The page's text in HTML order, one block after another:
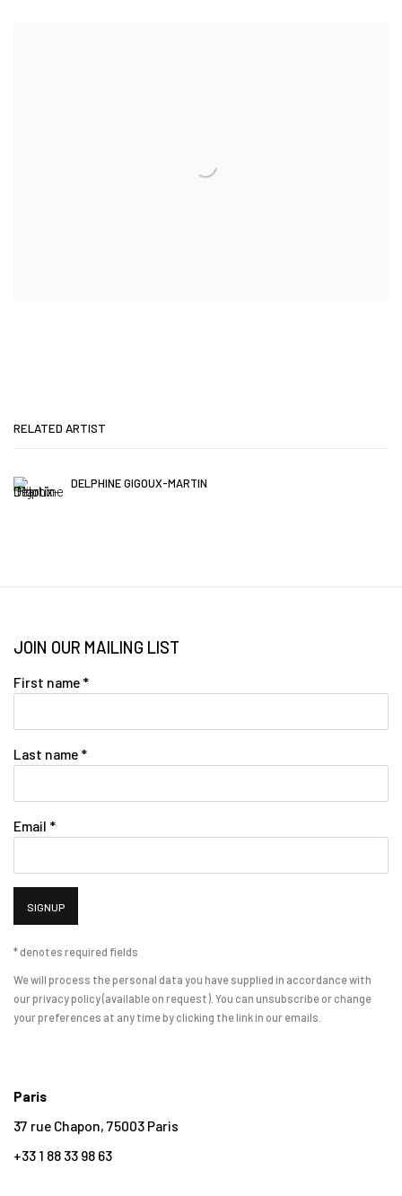
RELATED ARTIST
DELPHINE GIGOUX-MARTIN
JOIN OUR MAILING LIST
First name *
Last name *
Email *
SIGNUP
* denotes required fields
We will process the personal data you have supplied in accordance with
our privacy policy (available on request). You can unsubscribe or change
your preferences at any time by clicking the link in our emails.
Paris
37 rue Chapon, 75003 Paris
+33 1 88 33 98 63